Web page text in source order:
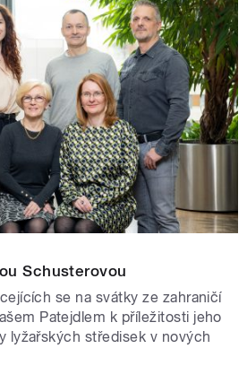
Schusterovou
se na svátky ze zahraničí
Patejdlem k příležitosti jeho
lyžařských středisek v nových